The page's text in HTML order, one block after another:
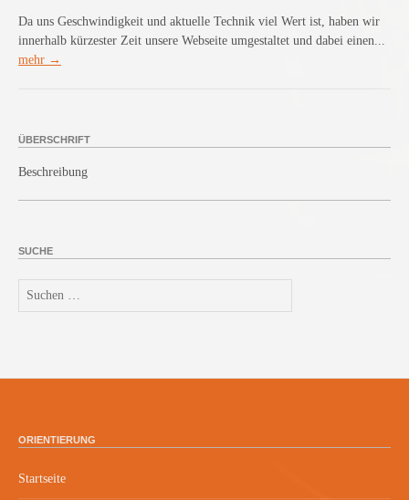
Da uns Geschwindigkeit und aktuelle Technik viel Wert ist, haben wir
innerhalb kürzester Zeit unsere Webseite umgestaltet und dabei einen...
mehr →
ÜBERSCHRIFT
Beschreibung
SUCHE
Suchen
nach:
ORIENTIERUNG
Startseite